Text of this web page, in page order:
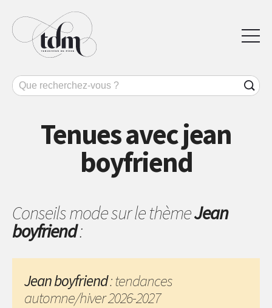
Tenues avec jean
boyfriend
Conseils mode sur le thèmeJean
boyfriend:
Jean boyfriend: tendances
automne/hiver 2026-2027